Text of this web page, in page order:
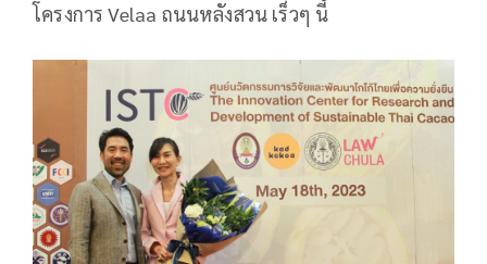
โครงการ Velaa ถนนหลังสวน เร็วๆ นี้